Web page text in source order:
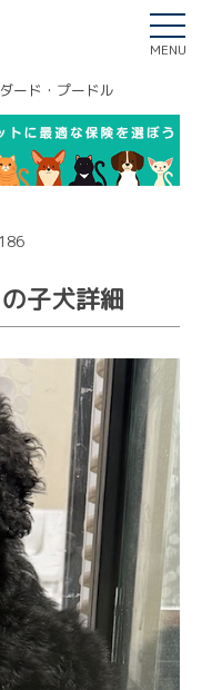
MENU
ード・プードル
子犬詳細